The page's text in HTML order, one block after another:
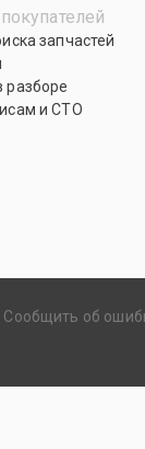
запчастей
и СТО
Сообщить об